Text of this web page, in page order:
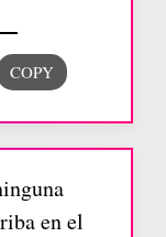
en el